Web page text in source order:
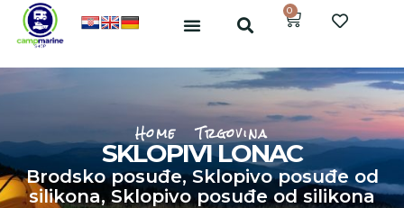
0
Home Trgovina
SKLOPIVI LONAC
Brodsko posuđe,Sklopivo posuđe od
silikona, Sklopivo posuđe od silikona